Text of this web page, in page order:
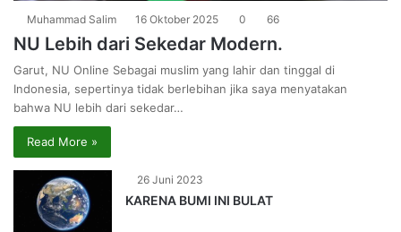
Muhammad Salim 16 Oktober 2025 0 66
NU Lebih dari Sekedar Modern.
Garut, NU Online Sebagai muslim yang lahir dan tinggal di
Indonesia, sepertinya tidak berlebihan jika saya menyatakan
bahwa NU lebih dari sekedar…
Read More »
26 Juni 2023
KARENA BUMI INI BULAT